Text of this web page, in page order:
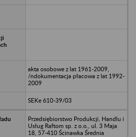
akta osobowe z lat 1961-2009,
/ndokumentacja płacowa z lat 1992-
2009
SEKe 610-39/03
Przedsiębiorstwo Produkcji, Handlu i
Usług Raftom sp. z o.o., ul. 3 Maja
18, 57-410 Ścinawka Średnia